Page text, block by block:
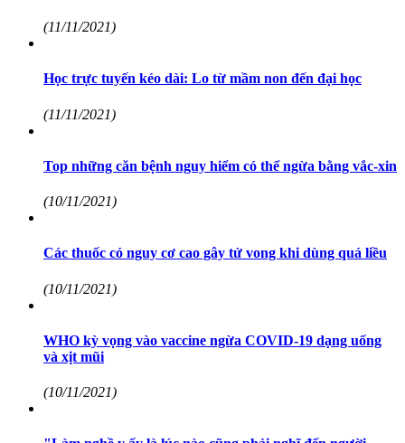
(11/11/2021)
Học trực tuyến kéo dài: Lo từ mầm non đến đại học
(11/11/2021)
Top những căn bệnh nguy hiểm có thể ngừa bằng vắc-xin
(10/11/2021)
Các thuốc có nguy cơ cao gây tử vong khi dùng quá liều
(10/11/2021)
WHO kỳ vọng vào vaccine ngừa COVID-19 dạng uống
và xịt mũi
(10/11/2021)